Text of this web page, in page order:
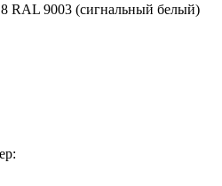
RAL 9003 (сигнальный белый)